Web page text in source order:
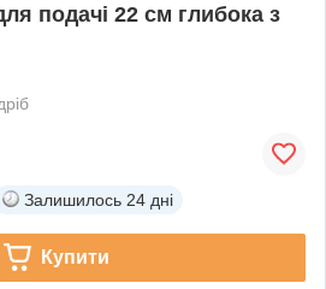
подачі 22 см глибока з
Залишилось 24 дні
Купити